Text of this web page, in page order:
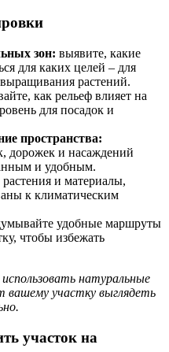
зон: выявите, какие
для каких целей – для
растений.
как рельеф влияет на
для посадок и
пространства:
дорожек и насаждений
и удобным.
и материалы,
к климатическим
удобные маршруты
чтобы избежать
натуральные
вашему участку выглядеть
участок на